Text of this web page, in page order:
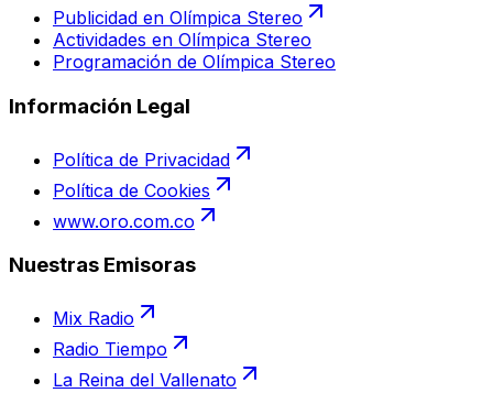
Publicidad en Olímpica Stereo
Actividades en Olímpica Stereo
Programación de Olímpica Stereo
Información Legal
Política de Privacidad
Política de Cookies
www.oro.com.co
Nuestras Emisoras
Mix Radio
Radio Tiempo
La Reina del Vallenato